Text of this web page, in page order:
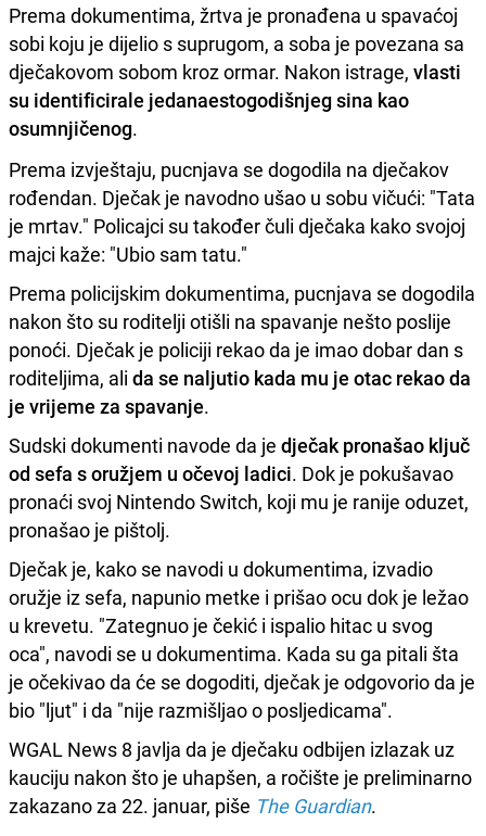
Prema dokumentima, žrtva je pronađena u spavaćoj
sobi koju je dijelio s suprugom, a soba je povezana sa
dječakovom sobom kroz ormar. Nakon istrage, vlasti
su identificirale jedanaestogodišnjeg sina kao
osumnjičenog.
Prema izvještaju, pucnjava se dogodila na dječakov
rođendan. Dječak je navodno ušao u sobu vičući: "Tata
je mrtav." Policajci su također čuli dječaka kako svojoj
majci kaže: "Ubio sam tatu."
Prema policijskim dokumentima, pucnjava se dogodila
nakon što su roditelji otišli na spavanje nešto poslije
ponoći. Dječak je policiji rekao da je imao dobar dan s
roditeljima, ali da se naljutio kada mu je otac rekao da
je vrijeme za spavanje.
Sudski dokumenti navode da je dječak pronašao ključ
od sefa s oružjem u očevoj ladici. Dok je pokušavao
pronaći svoj Nintendo Switch, koji mu je ranije oduzet,
pronašao je pištolj.
Dječak je, kako se navodi u dokumentima, izvadio
oružje iz sefa, napunio metke i prišao ocu dok je ležao
u krevetu. "Zategnuo je čekić i ispalio hitac u svog
oca", navodi se u dokumentima. Kada su ga pitali šta
je očekivao da će se dogoditi, dječak je odgovorio da je
bio "ljut" i da "nije razmišljao o posljedicama".
WGAL News 8 javlja da je dječaku odbijen izlazak uz
kauciju nakon što je uhapšen, a ročište je preliminarno
zakazano za 22. januar, piše The Guardian.